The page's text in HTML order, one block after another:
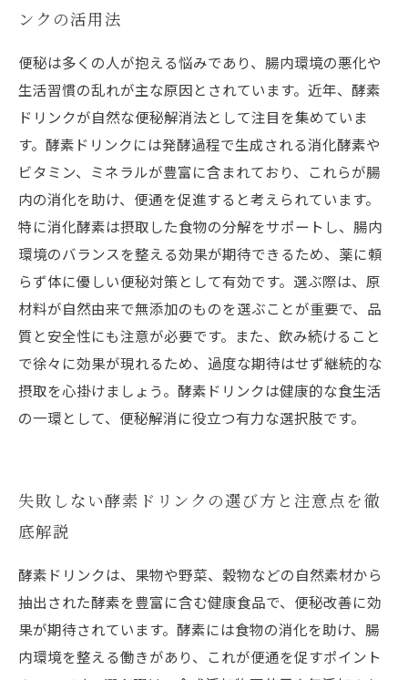
ンクの活用法
便秘は多くの人が抱える悩みであり、腸内環境の悪化や
生活習慣の乱れが主な原因とされています。近年、酵素
ドリンクが自然な便秘解消法として注目を集めていま
す。酵素ドリンクには発酵過程で生成される消化酵素や
ビタミン、ミネラルが豊富に含まれており、これらが腸
内の消化を助け、便通を促進すると考えられています。
特に消化酵素は摂取した食物の分解をサポートし、腸内
環境のバランスを整える効果が期待できるため、薬に頼
らず体に優しい便秘対策として有効です。選ぶ際は、原
材料が自然由来で無添加のものを選ぶことが重要で、品
質と安全性にも注意が必要です。また、飲み続けること
で徐々に効果が現れるため、過度な期待はせず継続的な
摂取を心掛けましょう。酵素ドリンクは健康的な食生活
の一環として、便秘解消に役立つ有力な選択肢です。
失敗しない酵素ドリンクの選び方と注意点を徹
底解説
酵素ドリンクは、果物や野菜、穀物などの自然素材から
抽出された酵素を豊富に含む健康食品で、便秘改善に効
果が期待されています。酵素には食物の消化を助け、腸
内環境を整える働きがあり、これが便通を促すポイント